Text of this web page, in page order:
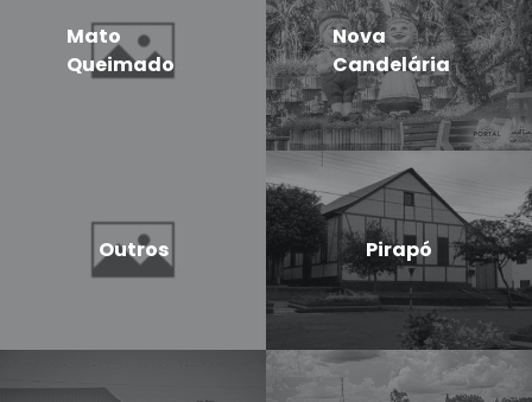
Mato
Queimado
Nova
Candelária
Outros Pirapó